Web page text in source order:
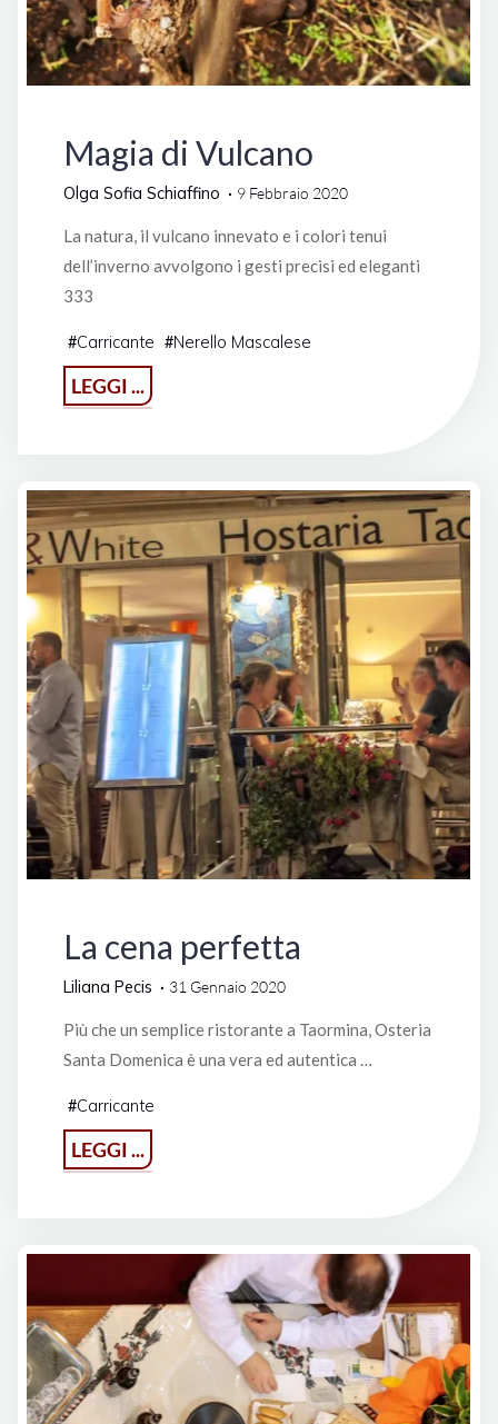
Magia di Vulcano
Olga Sofia Schiaffino 9 Febbraio 2020
La natura, il vulcano innevato e i colori tenui
dell’inverno avvolgono i gesti precisi ed eleganti
333
#Carricante #Nerello Mascalese
LEGGI ...
di
La cena perfetta
Liliana Pecis 31 Gennaio 2020
Più che un semplice ristorante a Taormina, Osteria
Santa Domenica è una vera ed autentica …
#Carricante
LEGGI ...
cena